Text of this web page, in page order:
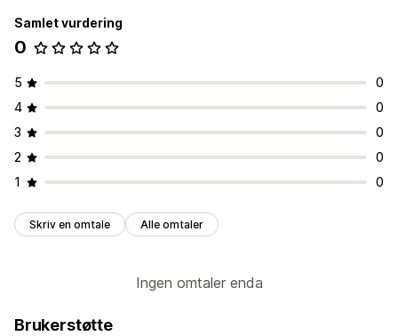
Bestillingsadministrering
Bestillingssynkronisering
Samlet vurdering
0
5
0
4
0
3
0
2
0
1
0
Skriv en omtale Alle omtaler
Ingen omtaler enda
Brukerstøtte